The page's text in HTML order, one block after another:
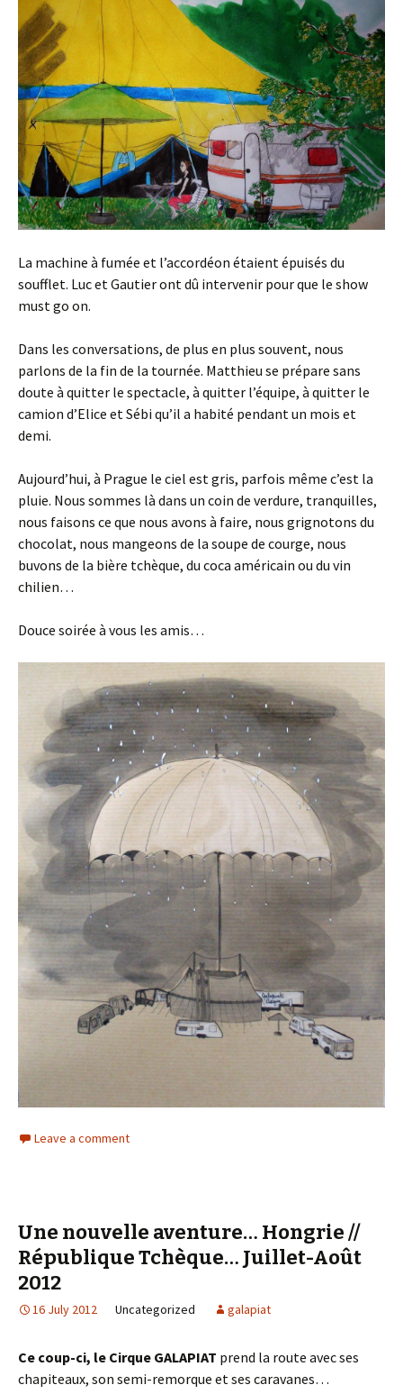
La machine à fumée et l’accordéon étaient épuisés du
soufflet. Luc et Gautier ont dû intervenir pour que le show
must go on.
Dans les conversations, de plus en plus souvent, nous
parlons de la fin de la tournée. Matthieu se prépare sans
doute à quitter le spectacle, à quitter l’équipe, à quitter le
camion d’Elice et Sébi qu’il a habité pendant un mois et
demi.
Aujourd’hui, à Prague le ciel est gris, parfois même c’est la
pluie. Nous sommes là dans un coin de verdure, tranquilles,
nous faisons ce que nous avons à faire, nous grignotons du
chocolat, nous mangeons de la soupe de courge, nous
buvons de la bière tchèque, du coca américain ou du vin
chilien…
Douce soirée à vous les amis…
Leave a comment
Une nouvelle aventure… Hongrie //
République Tchèque… Juillet-Août
2012
16 July 2012 Uncategorized galapiat
Ce coup-ci, le Cirque GALAPIAT prend la route avec ses
chapiteaux, son semi-remorque et ses caravanes…